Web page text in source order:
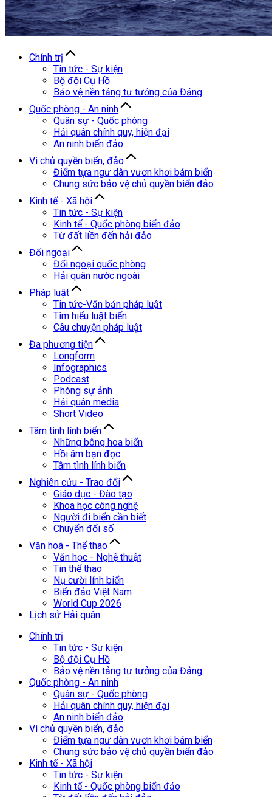
Chính trị
Tin tức - Sự kiện
Bộ đội Cụ Hồ
Bảo vệ nền tảng tư tưởng của Đảng
Quốc phòng - An ninh
Quân sự - Quốc phòng
Hải quân chính quy, hiện đại
An ninh biển đảo
Vì chủ quyền biển, đảo
Điểm tựa ngư dân vươn khơi bám biển
Chung sức bảo vệ chủ quyền biển đảo
Kinh tế - Xã hội
Tin tức - Sự kiện
Kinh tế - Quốc phòng biển đảo
Từ đất liền đến hải đảo
Đối ngoại
Đối ngoại quốc phòng
Hải quân nước ngoài
Pháp luật
Tin tức-Văn bản pháp luật
Tìm hiểu luật biển
Câu chuyện pháp luật
Đa phương tiện
Longform
Infographics
Podcast
Phóng sự ảnh
Hải quân media
Short Video
Tâm tình lính biển
Những bông hoa biển
Hồi âm bạn đọc
Tâm tình lính biển
Nghiên cứu - Trao đổi
Giáo dục - Đào tạo
Khoa học công nghệ
Người đi biển cần biết
Chuyển đổi số
Văn hoá - Thể thao
Văn học - Nghệ thuật
Tin thể thao
Nụ cười lính biển
Biển đảo Việt Nam
World Cup 2026
Lịch sử Hải quân
Chính trị
Tin tức - Sự kiện
Bộ đội Cụ Hồ
Bảo vệ nền tảng tư tưởng của Đảng
Quốc phòng - An ninh
Quân sự - Quốc phòng
Hải quân chính quy, hiện đại
An ninh biển đảo
Vì chủ quyền biển, đảo
Điểm tựa ngư dân vươn khơi bám biển
Chung sức bảo vệ chủ quyền biển đảo
Kinh tế - Xã hội
Tin tức - Sự kiện
Kinh tế - Quốc phòng biển đảo